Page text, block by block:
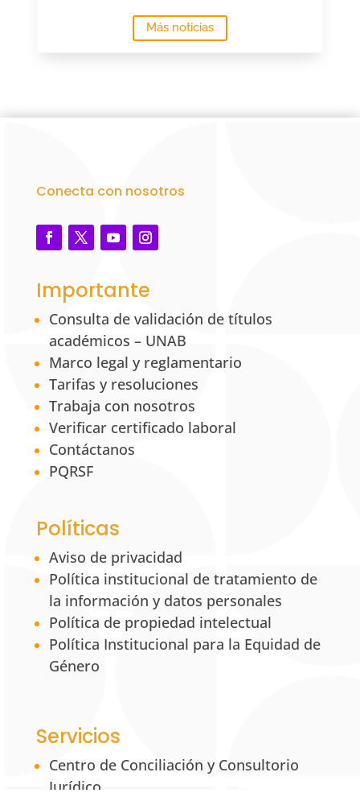
Más noticias
Conecta con nosotros
Importante
Consulta de validación de títulos
académicos – UNAB
Marco legal y reglamentario
Tarifas y resoluciones
Trabaja con nosotros
Verificar certificado laboral
Contáctanos
PQRSF
Políticas
Aviso de privacidad
Política institucional de tratamiento de
la información y datos personales
Política de propiedad intelectual
Política Institucional para la Equidad de
Género
Servicios
Centro de Conciliación y Consultorio
Jurídico